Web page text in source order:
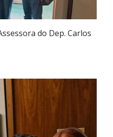
do Dep. Carlos